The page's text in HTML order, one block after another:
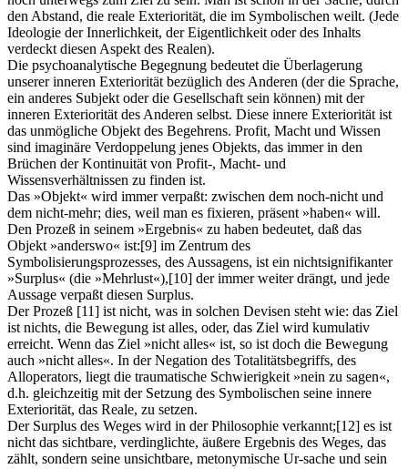
den Abstand, die reale Exteriorität, die im Symbolischen weilt. (Jede
Ideologie der Innerlichkeit, der Eigentlichkeit oder des Inhalts
verdeckt diesen Aspekt des Realen).
Die psychoanalytische Begegnung bedeutet die Überlagerung
unserer inneren Exteriorität bezüglich des Anderen (der die Sprache,
ein anderes Subjekt oder die Gesellschaft sein können) mit der
inneren Exteriorität des Anderen selbst. Diese innere Exteriorität ist
das unmögliche Objekt des Begehrens. Profit, Macht und Wissen
sind imaginäre Verdoppelung jenes Objekts, das immer in den
Brüchen der Kontinuität von Profit-, Macht- und
Wissensverhältnissen zu finden ist.
Das »Objekt« wird immer verpaßt: zwischen dem noch-nicht und
dem nicht-mehr; dies, weil man es fixieren, präsent »haben« will.
Den Prozeß in seinem »Ergebnis« zu haben bedeutet, daß das
Objekt »anderswo« ist:[9] im Zentrum des
Symbolisierungsprozesses, des Aussagens, ist ein nichtsignifikanter
»Surplus« (die »Mehrlust«),[10] der immer weiter drängt, und jede
Aussage verpaßt diesen Surplus.
Der Prozeß [11] ist nicht, was in solchen Devisen steht wie: das Ziel
ist nichts, die Bewegung ist alles, oder, das Ziel wird kumulativ
erreicht. Wenn das Ziel »nicht alles« ist, so ist doch die Bewegung
auch »nicht alles«. In der Negation des Totalitätsbegriffs, des
Alloperators, liegt die traumatische Schwierigkeit »nein zu sagen«,
d.h. gleichzeitig mit der Setzung des Symbolischen seine innere
Exteriorität, das Reale, zu setzen.
Der Surplus des Weges wird in der Philosophie verkannt;[12] es ist
nicht das sichtbare, verdinglichte, äußere Ergebnis des Weges, das
zählt, sondern seine unsichtbare, metonymische Ur-sache und sein